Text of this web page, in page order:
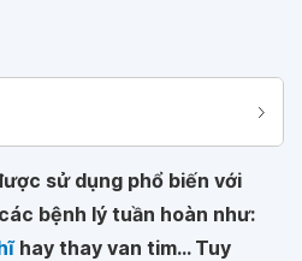
sử dụng phổ biến với
bệnh lý tuần hoàn như:
hay thay van tim... Tuy